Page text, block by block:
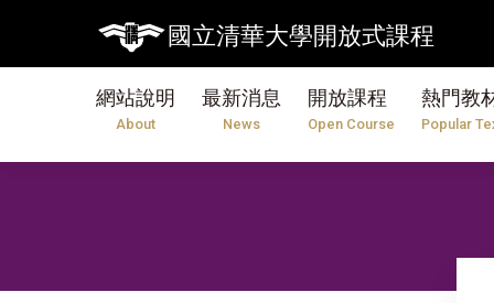
國立清華大學開放式課程
網站說明
About
最新消息
News
開放課程
Open Course
熱門教
Popular